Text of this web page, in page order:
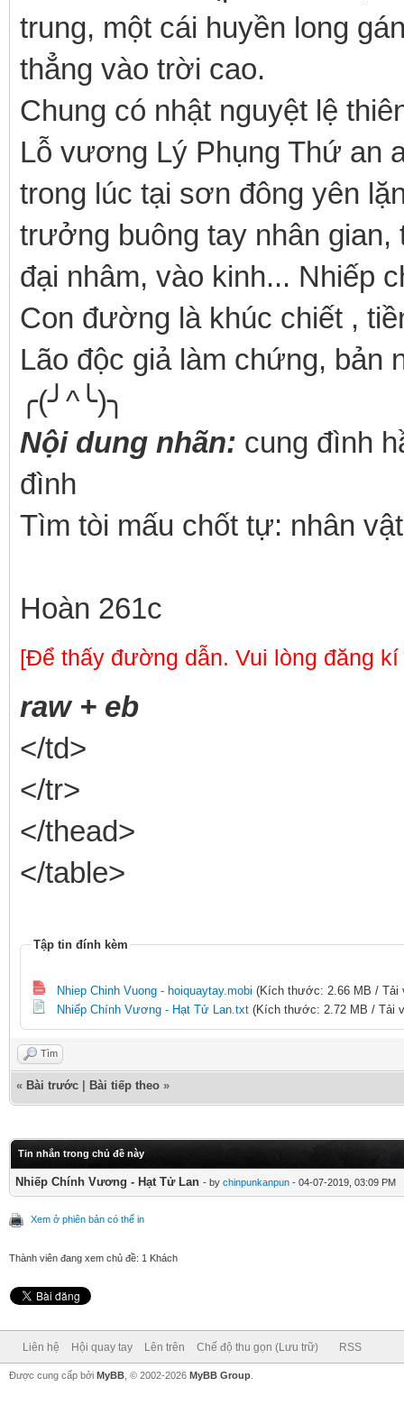
trung, một cái huyền long
thẳng vào trời cao.
Chung có nhật nguyệt lệ
Lỗ vương Lý Phụng Thứ an
trong lúc tại sơn đông yên
trưởng buông tay nhân
đại nhâm, vào kinh... Nhiếp
Con đường là khúc chiết ,
Lão độc giả làm chứng, bản
╭(╯^╰)╮
Nội dung nhãn: cung đình
đình
Tìm tòi mấu chốt tự: nhân
Hoàn 261c
[Để thấy đường dẫn. Vui lòng đăng
raw + eb
</td>
</tr>
</thead>
</table>
Tập tin đính kèm
Nhiep Chinh Vuong - hoiquaytay.mobi (Kích thước: 2.66 MB / Tải
Nhiếp Chính Vương - Hạt Tử Lan.txt (Kích thước: 2.72 MB / Tải
Tìm
« Bài trước Bài tiếp theo »
Tin nhắn trong chủ đề này
Nhiếp Chính Vương - Hạt Tử Lan - by chinpunkanpun - 04-07-2019, 03:09 PM
Xem ở phiên bản có thể in
Thành viên đang xem chủ đề: 1 Khách
Liên hệ Hội quay tay Lên trên Chế độ thu gọn (Lưu trữ) RSS
Được cung cấp bởi MyBB , © 2002-2026 MyBB Group